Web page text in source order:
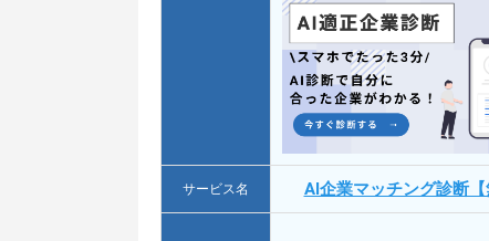
サービス名 AI企業マッチング診断【